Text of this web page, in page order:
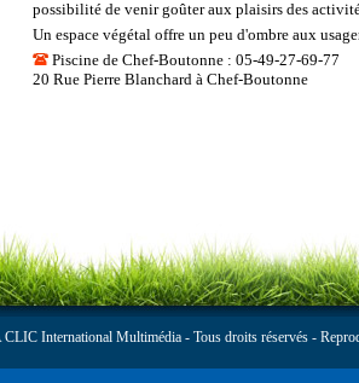
possibilité de venir goûter aux plaisirs des
Un espace végétal offre un peu d'ombre aux
Piscine de Chef-Boutonne : 05-49-27-69-77
20 Rue Pierre Blanchard à Chef-Boutonne
International Multimédia- Tous droits réservés -